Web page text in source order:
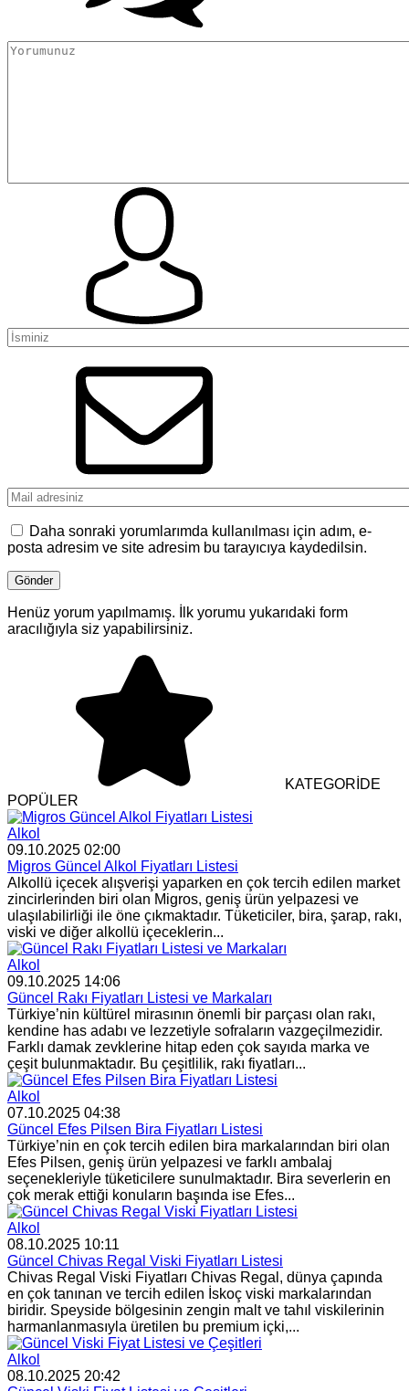
Daha sonraki yorumlarımda kullanılması için adım, e-
posta adresim ve site adresim bu tarayıcıya kaydedilsin.
Henüz yorum yapılmamış. İlk yorumu yukarıdaki form
aracılığıyla siz yapabilirsiniz.
KATEGORİDE
POPÜLER
Alkol
09.10.2025 02:00
Migros Güncel Alkol Fiyatları Listesi
Alkollü içecek alışverişi yaparken en çok tercih edilen market
zincirlerinden biri olan Migros, geniş ürün yelpazesi ve
ulaşılabilirliği ile öne çıkmaktadır. Tüketiciler, bira, şarap, rakı,
viski ve diğer alkollü içeceklerin...
Alkol
09.10.2025 14:06
Güncel Rakı Fiyatları Listesi ve Markaları
Türkiye’nin kültürel mirasının önemli bir parçası olan rakı,
kendine has adabı ve lezzetiyle sofraların vazgeçilmezidir.
Farklı damak zevklerine hitap eden çok sayıda marka ve
çeşit bulunmaktadır. Bu çeşitlilik, rakı fiyatları...
Alkol
07.10.2025 04:38
Güncel Efes Pilsen Bira Fiyatları Listesi
Türkiye’nin en çok tercih edilen bira markalarından biri olan
Efes Pilsen, geniş ürün yelpazesi ve farklı ambalaj
seçenekleriyle tüketicilere sunulmaktadır. Bira severlerin en
çok merak ettiği konuların başında ise Efes...
Alkol
08.10.2025 10:11
Güncel Chivas Regal Viski Fiyatları Listesi
Chivas Regal Viski Fiyatları Chivas Regal, dünya çapında
en çok tanınan ve tercih edilen İskoç viski markalarından
biridir. Speyside bölgesinin zengin malt ve tahıl viskilerinin
harmanlanmasıyla üretilen bu premium içki,...
Alkol
08.10.2025 20:42